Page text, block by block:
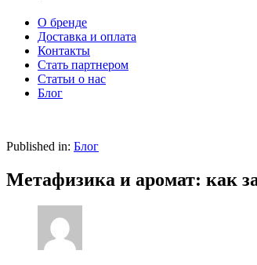
О бренде
Доставка и оплата
Контакты
Стать партнером
Статьи о нас
Блог
Published in: Блог
Метафизика и аромат: как